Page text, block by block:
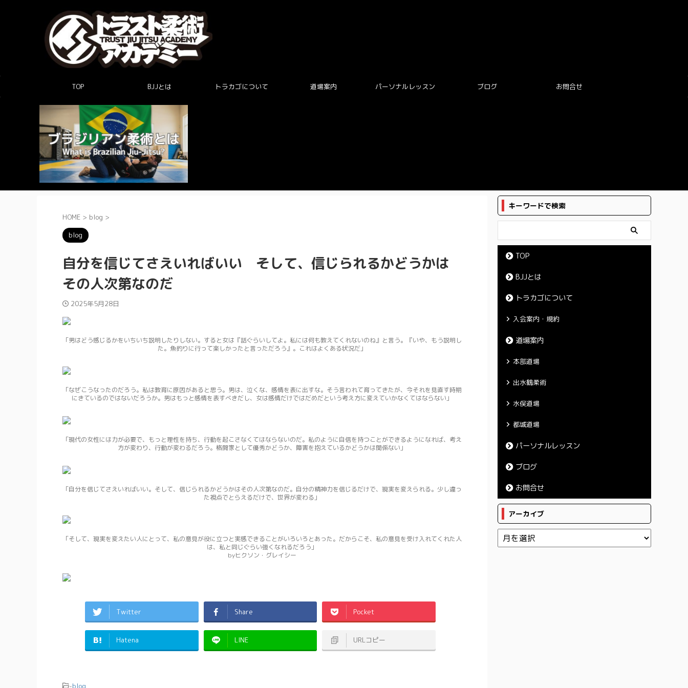
TOP BJJとは トラカゴについて 道場案内 パーソナルレッスン ブログ お問合せ
HOME > blog >
blog
自分を信じてさえいればいい そして、信じられるかどうかは
その人次第なのだ
2025年5月28日
「男はどう感じるかをいちいち説明したりしない。すると女は『話ぐらいしてよ。私には何も教えてくれないのね』と言う。『いや、もう説明し
た。魚釣りに行って楽しかったと言っただろう』。これはよくある状況だ」
「なぜこうなったのだろう。私は教育に原因があると思う。男は、泣くな、感情を表に出すな。そう言われて育ってきたが、今それを見直す時期
にきているのではないだろうか。男はもっと感情を表すべきだし、女は感情だけではだめだという考え方に変えていかなくてはならない」
「現代の女性には力が必要で、もっと理性を持ち、行動を起こさなくてはならないのだ。私のように自信を持つことができるようになれば、考え
方が変わり、行動が変わるだろう。格闘家として優秀かどうか、障害を抱えているかどうかは関係ない」
「自分を信じてさえいればいい。そして、信じられるかどうかはその人次第なのだ。自分の精神力を信じるだけで、現実を変えられる。少し違っ
た視点でとらえるだけで、世界が変わる」
「そして、現実を変えたい人にとって、私の意見が役に立つと実感できることがいろいろとあった。だからこそ、私の意見を受け入れてくれた人
は、私と同じぐらい強くなれるだろう」
byヒクソン・グレイシー
Twitter Share Pocket
Hatena LINE URLコピー
-blog
キーワードで検索
TOP
BJJとは
トラカゴについて
入会案内・規約
道場案内
本部道場
出水鶴柔術
水俣道場
都城道場
パーソナルレッスン
ブログ
お問合せ
アーカイブ